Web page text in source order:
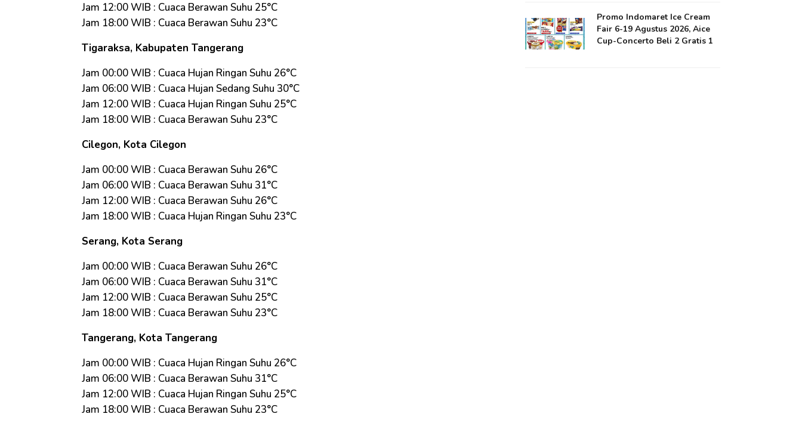
Jam 12:00 WIB : Cuaca Berawan Suhu 25°C
Jam 18:00 WIB : Cuaca Berawan Suhu 23°C
Tigaraksa, Kabupaten Tangerang
Jam 00:00 WIB : Cuaca Hujan Ringan Suhu 26°C
Jam 06:00 WIB : Cuaca Hujan Sedang Suhu 30°C
Jam 12:00 WIB : Cuaca Hujan Ringan Suhu 25°C
Jam 18:00 WIB : Cuaca Berawan Suhu 23°C
Cilegon, Kota Cilegon
Jam 00:00 WIB : Cuaca Berawan Suhu 26°C
Jam 06:00 WIB : Cuaca Berawan Suhu 31°C
Jam 12:00 WIB : Cuaca Berawan Suhu 26°C
Jam 18:00 WIB : Cuaca Hujan Ringan Suhu 23°C
Serang, Kota Serang
Jam 00:00 WIB : Cuaca Berawan Suhu 26°C
Jam 06:00 WIB : Cuaca Berawan Suhu 31°C
Jam 12:00 WIB : Cuaca Berawan Suhu 25°C
Jam 18:00 WIB : Cuaca Berawan Suhu 23°C
Tangerang, Kota Tangerang
Jam 00:00 WIB : Cuaca Hujan Ringan Suhu 26°C
Jam 06:00 WIB : Cuaca Berawan Suhu 31°C
Jam 12:00 WIB : Cuaca Hujan Ringan Suhu 25°C
Jam 18:00 WIB : Cuaca Berawan Suhu 23°C
Promo Indomaret Ice Cream
Fair 6-19 Agustus 2026, Aice
Cup-Concerto Beli 2 Gratis 1